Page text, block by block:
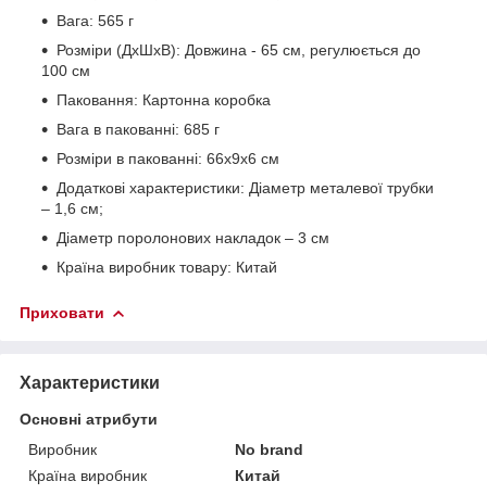
Вага: 565 г
Розміри (ДхШхВ): Довжина - 65 см, регулюється до
100 см
Паковання: Картонна коробка
Вага в пакованні: 685 г
Розміри в пакованні: 66х9х6 см
Додаткові характеристики: Діаметр металевої трубки
– 1,6 см;
Діаметр поролонових накладок – 3 см
Країна виробник товару: Китай
Приховати
Характеристики
Основні атрибути
Виробник
No brand
Країна виробник
Китай